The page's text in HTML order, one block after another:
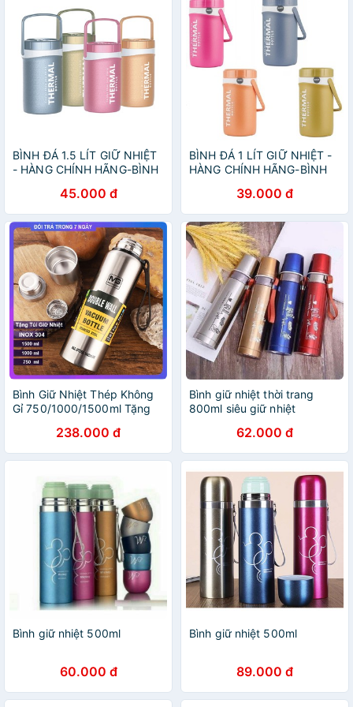
BÌNH ĐÁ 1.5 LÍT GIỮ NHIỆT
- HÀNG CHÍNH HÃNG-BÌNH
45.000 đ
BÌNH ĐÁ 1 LÍT GIỮ NHIỆT -
HÀNG CHÍNH HÃNG-BÌNH
39.000 đ
Bình Giữ Nhiệt Thép Không
Gỉ 750/1000/1500ml Tặng
Nước Giữ Nhiệt Inox304 , Ly
Giữ Nhiệt
238.000 đ
Bình giữ nhiệt thời trang
800ml siêu giữ nhiệt
62.000 đ
Bình giữ nhiệt 500ml
60.000 đ
Bình giữ nhiệt 500ml
89.000 đ